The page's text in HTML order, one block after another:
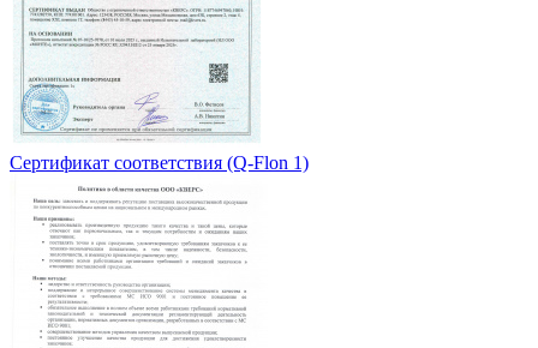
Сертификат соответствия (Q-Flon 1)